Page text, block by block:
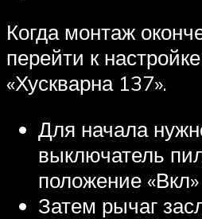
Когда монтаж
перейти к
«Хускварна 137».
Для начала
выключатель
положение «Вкл»
Затем рычаг